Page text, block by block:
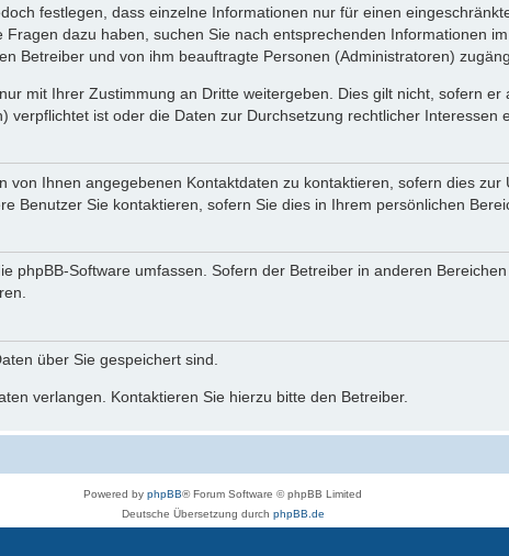
festlegen, dass einzelne Informationen nur für einen
dazu haben, suchen Sie nach entsprechenden Informationen
Betreiber und von ihm beauftragte Personen (Administratoren)
mit Ihrer Zustimmung an Dritte weitergeben. Dies gilt nicht, sofern
ist oder die Daten zur Durchsetzung rechtlicher Interessen
von Ihnen angegebenen Kontaktdaten zu kontaktieren, sofern dies
Benutzer Sie kontaktieren, sofern Sie dies in Ihrem persönlichen
phpBB-Software umfassen. Sofern der Betreiber in anderen
über Sie gespeichert sind.
verlangen. Kontaktieren Sie hierzu bitte den Betreiber.
Powered by phpBB® Forum Software © phpBB Limited
Deutsche Übersetzung durch phpBB.de